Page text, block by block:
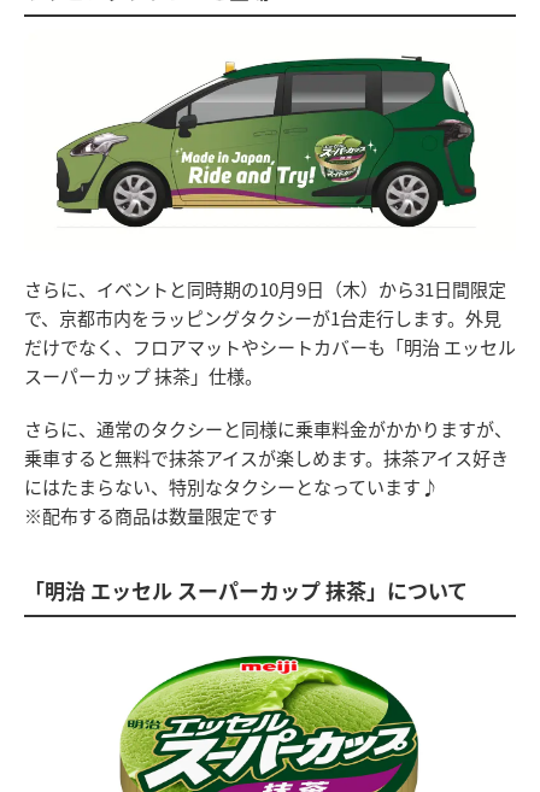
さらに、イベントと同時期の10月9日（木）から31日間限定
で、京都市内をラッピングタクシーが1台走行します。外見
だけでなく、フロアマットやシートカバーも「明治 エッセル
スーパーカップ 抹茶」仕様。
さらに、通常のタクシーと同様に乗車料金がかかりますが、
乗車すると無料で抹茶アイスが楽しめます。抹茶アイス好き
にはたまらない、特別なタクシーとなっています♪
※配布する商品は数量限定です
「明治 エッセル スーパーカップ 抹茶」について